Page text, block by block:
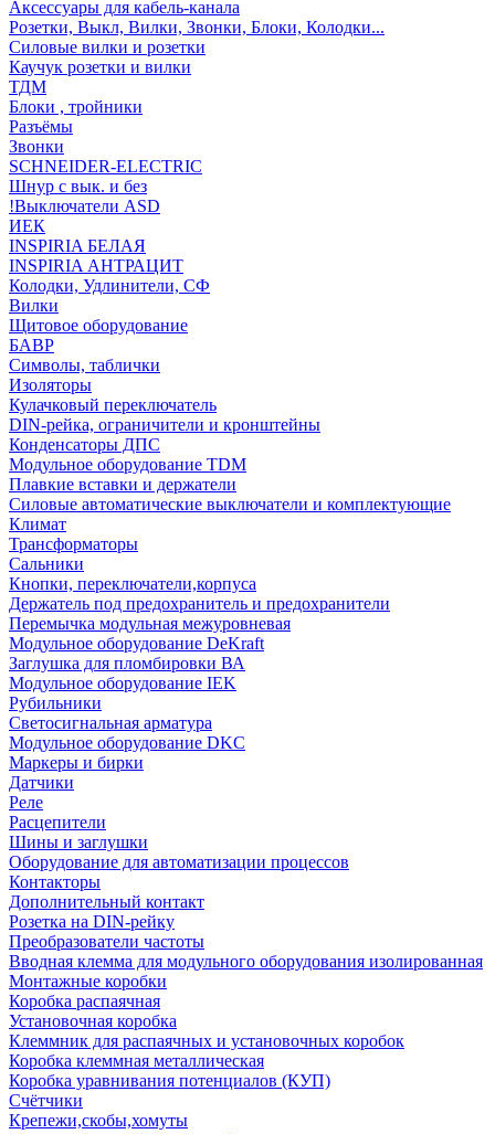
Аксессуары для кабель-канала
Розетки, Выкл, Вилки, Звонки, Блоки, Колодки...
Силовые вилки и розетки
Каучук розетки и вилки
ТДМ
Блоки , тройники
Разъёмы
Звонки
SCHNEIDER-ELECTRIC
Шнур с вык. и без
!Выключатели ASD
ИЕК
INSPIRIA БЕЛАЯ
INSPIRIA АНТРАЦИТ
Колодки, Удлинители, СФ
Вилки
Щитовое оборудование
БАВР
Символы, таблички
Изоляторы
Кулачковый переключатель
DIN-рейка, ограничители и кронштейны
Конденсаторы ДПС
Модульное оборудование TDM
Плавкие вставки и держатели
Силовые автоматические выключатели и комплектующие
Климат
Трансформаторы
Сальники
Кнопки, переключатели,корпуса
Держатель под предохранитель и предохранители
Перемычка модульная межуровневая
Модульное оборудование DeKraft
Заглушка для пломбировки ВА
Модульное оборудование IEK
Рубильники
Светосигнальная арматура
Модульное оборудование DKC
Маркеры и бирки
Датчики
Реле
Расцепители
Шины и заглушки
Оборудование для автоматизации процессов
Контакторы
Дополнительный контакт
Розетка на DIN-рейку
Преобразователи частоты
Вводная клемма для модульного оборудования изолированная
Монтажные коробки
Коробка распаячная
Установочная коробка
Клеммник для распаячных и установочных коробок
Коробка клеммная металлическая
Коробка уравнивания потенциалов (КУП)
Счётчики
Крепежи,скобы,хомуты